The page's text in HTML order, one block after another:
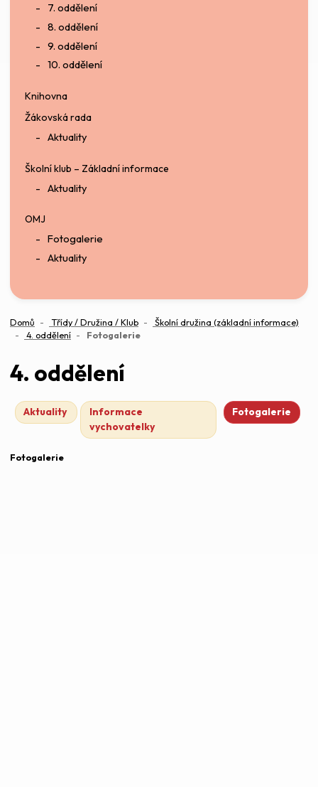
7. oddělení
8. oddělení
9. oddělení
10. oddělení
Knihovna
Žákovská rada
Aktuality
Školní klub – Základní informace
Aktuality
OMJ
Fotogalerie
Aktuality
Domů Třídy / Družina / Klub
Školní družina (základní informace)
4. oddělení
Fotogalerie(aktuální)
4. oddělení
Aktuality
Informace
vychovatelky
Fotogalerie
Fotogalerie